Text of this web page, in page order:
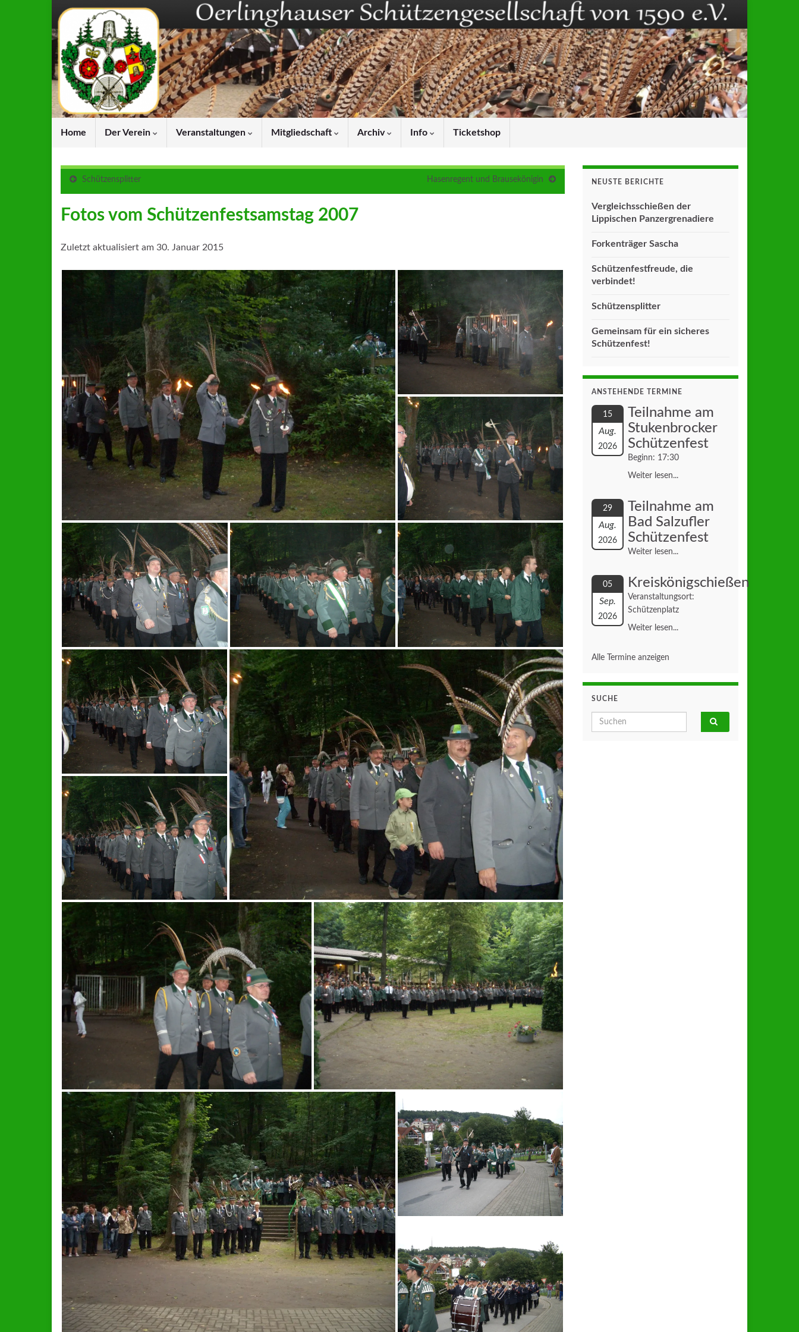
Home Der Verein Veranstaltungen Mitgliedschaft Archiv Info Ticketshop
Schützensplitter Hasenregent und Brausekönigin
Fotos vom Schützenfestsamstag 2007
Zuletzt aktualisiert am 30. Januar 2015
NEUSTE BERICHTE
Vergleichsschießen der
Lippischen Panzergrenadiere
Forkenträger Sascha
Schützenfestfreude, die
verbindet!
Schützensplitter
Gemeinsam für ein sicheres
Schützenfest!
ANSTEHENDE TERMINE
15
Aug.
2026
Teilnahme am
Stukenbrocker
Schützenfest
Beginn: 17:30
Weiter lesen...
29
Aug.
2026
Teilnahme am
Bad Salzufler
Schützenfest
Weiter lesen...
05
Sep.
2026
Kreiskönigschießen
Veranstaltungsort:
Schützenplatz
Weiter lesen...
Alle Termine anzeigen
SUCHE
Search for: